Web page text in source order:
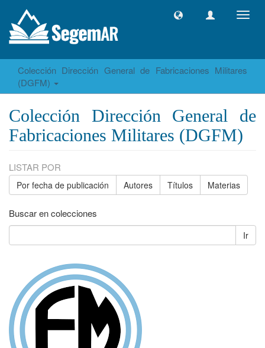
Colección Dirección General de Fabricaciones Militares
(DGFM)
Colección Dirección General de
Fabricaciones Militares (DGFM)
LISTAR POR
Por fecha de publicación Autores Títulos Materias
Buscar en colecciones
Ir